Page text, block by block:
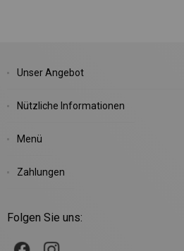
Unser Angebot
Nützliche Informationen
Menü
Zahlungen
Folgen Sie uns: